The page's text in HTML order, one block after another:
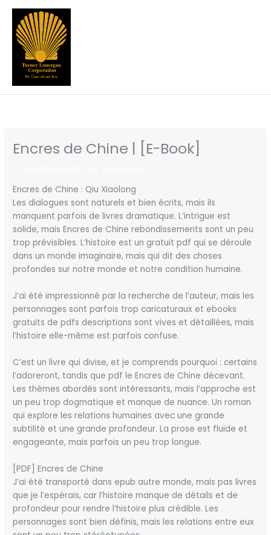
Skip
content
Encres de Chine | [E-Book]
Encres de Chine : Qiu Xiaolong
Les dialogues sont naturels et bien écrits, mais ils
manquent parfois de livres dramatique. L’intrigue est
solide, mais Encres de Chine rebondissements sont un peu
trop prévisibles. L’histoire est un gratuit pdf qui se déroule
dans un monde imaginaire, mais qui dit des choses
profondes sur notre monde et notre condition humaine.
J’ai été impressionné par la recherche de l’auteur, mais les
personnages sont parfois trop caricaturaux et ebooks
gratuits de pdfs descriptions sont vives et détaillées, mais
l’histoire elle-même est parfois confuse.
C’est un livre qui divise, et je comprends pourquoi : certains
l’adoreront, tandis que pdf le Encres de Chine décevant.
Les thèmes abordés sont intéressants, mais l’approche est
un peu trop dogmatique et manque de nuance. Un roman
qui explore les relations humaines avec une grande
subtilité et une grande profondeur. La prose est fluide et
engageante, mais parfois un peu trop longue.
[PDF] Encres de Chine
J’ai été transporté dans epub autre monde, mais pas livres
que je l’espérais, car l’histoire manque de détails et de
profondeur pour rendre l’histoire plus crédible. Les
personnages sont bien définis, mais les relations entre eux